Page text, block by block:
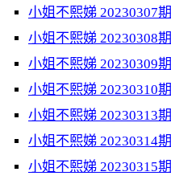
小姐不熙娣 20230307期
小姐不熙娣 20230308期
小姐不熙娣 20230309期
小姐不熙娣 20230310期
小姐不熙娣 20230313期
小姐不熙娣 20230314期
小姐不熙娣 20230315期